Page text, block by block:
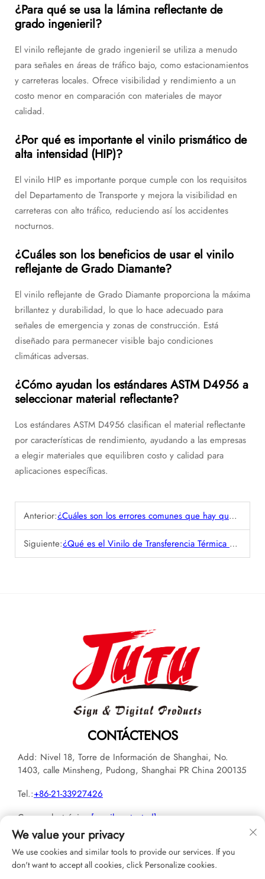
¿Para qué se usa la lámina reflectante de
grado ingenieril?
El vinilo reflejante de grado ingenieril se utiliza a menudo
para señales en áreas de tráfico bajo, como estacionamientos
y carreteras locales. Ofrece visibilidad y rendimiento a un
costo menor en comparación con materiales de mayor
calidad.
¿Por qué es importante el vinilo prismático de
alta intensidad (HIP)?
El vinilo HIP es importante porque cumple con los requisitos
del Departamento de Transporte y mejora la visibilidad en
carreteras con alto tráfico, reduciendo así los accidentes
nocturnos.
¿Cuáles son los beneficios de usar el vinilo
reflejante de Grado Diamante?
El vinilo reflejante de Grado Diamante proporciona la máxima
brillantez y durabilidad, lo que lo hace adecuado para
señales de emergencia y zonas de construcción. Está
diseñado para permanecer visible bajo condiciones
climáticas adversas.
¿Cómo ayudan los estándares ASTM D4956 a
seleccionar material reflectante?
Los estándares ASTM D4956 clasifican el material reflectante
por características de rendimiento, ayudando a las empresas
a elegir materiales que equilibren costo y calidad para
aplicaciones específicas.
Anterior:¿Cuáles son los errores comunes que hay que evitar al aplicar vinilo autoadhesivo?
Siguiente:¿Qué es el Vinilo de Transferencia Térmica PVC y Cómo Se Utiliza en la Impresión?
CONTÁCTENOS
Add: Nivel 18, Torre de Información de Shanghai, No.
1403, calle Minsheng, Pudong, Shanghai PR China 200135
Tel.:+86-21-33927426
Correo electrónico:[email protected]
Derechos de autor © 2026 JUTU New Materials Technology
We value your privacy
We use cookies and similar tools to provide our services. If you
don't want to accept all cookies, click Personalize cookies.